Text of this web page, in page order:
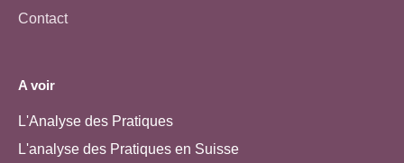
Contact
A voir
L'Analyse des Pratiques
L'analyse des Pratiques en Suisse